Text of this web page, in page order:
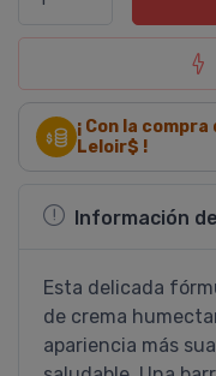
¡ Con la
Leloir$ !
Información
Esta delicada
de crema
apariencia más